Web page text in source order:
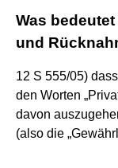
Was
und
12 S 555/05)
den Worten
davon
(also die